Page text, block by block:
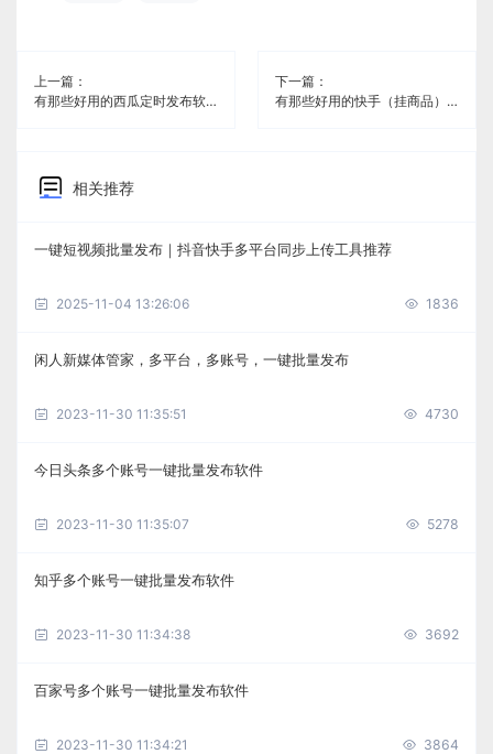
上一篇：
有那些好用的西瓜定时发布软件《闲人新媒体管家》
下一篇：
有那些好用的快手（挂商品）定时发布软件《闲人新媒体管家》
相关推荐
一键短视频批量发布｜抖音快手多平台同步上传工具推荐
2025-11-04 13:26:06 1836
闲人新媒体管家，多平台，多账号，一键批量发布
2023-11-30 11:35:51 4730
今日头条多个账号一键批量发布软件
2023-11-30 11:35:07 5278
知乎多个账号一键批量发布软件
2023-11-30 11:34:38 3692
百家号多个账号一键批量发布软件
2023-11-30 11:34:21 3864